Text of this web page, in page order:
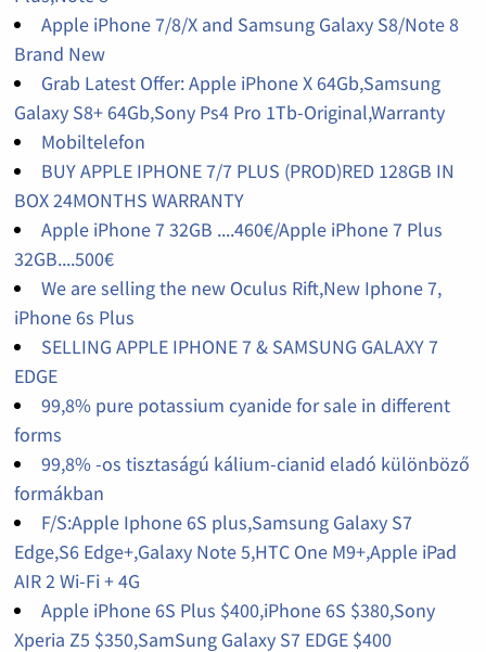
Apple iPhone 7/8/X and Samsung Galaxy S8/Note 8
Brand New
Grab Latest Offer: Apple iPhone X 64Gb,Samsung
Galaxy S8+ 64Gb,Sony Ps4 Pro 1Tb-Original,Warranty
Mobiltelefon
BUY APPLE IPHONE 7/7 PLUS (PROD)RED 128GB IN
BOX 24MONTHS WARRANTY
Apple iPhone 7 32GB ....460€/Apple iPhone 7 Plus
32GB....500€
We are selling the new Oculus Rift,New Iphone 7,
iPhone 6s Plus
SELLING APPLE IPHONE 7 & SAMSUNG GALAXY 7
EDGE
99,8% pure potassium cyanide for sale in different
forms
99,8% -os tisztaságú kálium-cianid eladó különböző
formákban
F/S:Apple Iphone 6S plus,Samsung Galaxy S7
Edge,S6 Edge+,Galaxy Note 5,HTC One M9+,Apple iPad
AIR 2 Wi-Fi + 4G
Apple iPhone 6S Plus $400,iPhone 6S $380,Sony
Xperia Z5 $350,SamSung Galaxy S7 EDGE $400